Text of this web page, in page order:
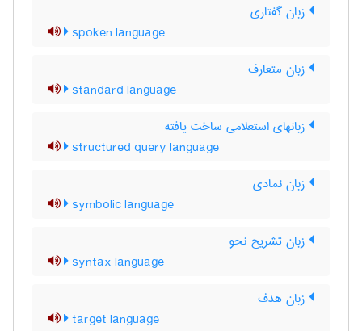
زبان گفتاري
spoken language
زبان متعارف
standard language
زبانهای استعلامی ساخت یافته
structured query language
زبان نمادی
symbolic language
زبان تشریح نحو
syntax language
زبان هدف
target language